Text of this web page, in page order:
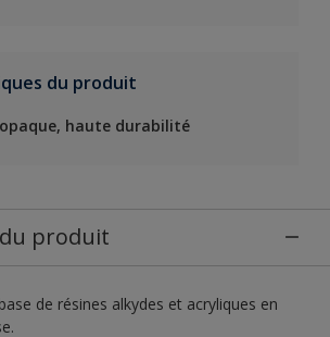
du produit
haute durabilité
produit
de résines alkydes et acryliques en